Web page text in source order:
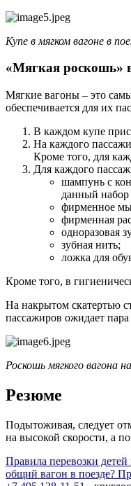
Купе в мягком вагоне в
«Мягкая роскошь»
Мягкие вагоны – это
обеспечивается для их
В каждом купе
На каждого
Кроме того, для
Для каждого
шампунь с
данный набор
фирменное
фирменная
одноразовая
зубная нить;
ложка для
Кроме того, в
На накрытом скатертью
пассажиров ожидает
Роскошь мягкого вагона
Резюме
Подытоживая, следует
на высокой скорости, а
Правила перевозки
общий вагон в поезде?